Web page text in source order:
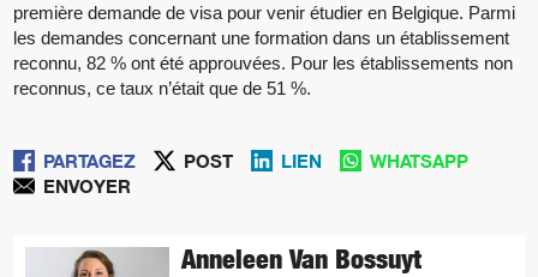
première demande de visa pour venir étudier en Belgique. Parmi
les demandes concernant une formation dans un établissement
reconnu, 82 % ont été approuvées. Pour les établissements non
reconnus, ce taux n’était que de 51 %.
PARTAGEZ POST LIEN
WHATSAPP
ENVOYER
Anneleen Van Bossuyt